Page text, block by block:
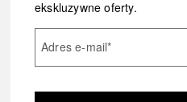
ekskluzywne oferty.
Adres e-mail*